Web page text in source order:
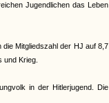
Jugendlichen das Leben
Mitgliedszahl der HJ auf 8,7
und Krieg.
in der Hitlerjugend. Die